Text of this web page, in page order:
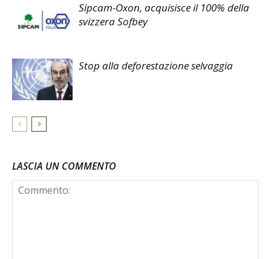
Sipcam-Oxon, acquisisce il 100% della
svizzera Sofbey
Stop alla deforestazione selvaggia
LASCIA UN COMMENTO